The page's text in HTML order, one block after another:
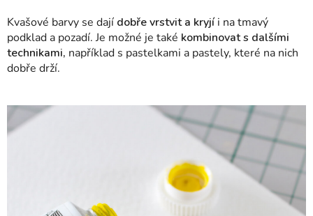
Kvašové barvy se dají dobře vrstvit a kryjíi na tmavý
podklad a pozadí. Je možné je také kombinovat s dalšími
technikami, například s pastelkami a pastely, které na nich
dobře drží.